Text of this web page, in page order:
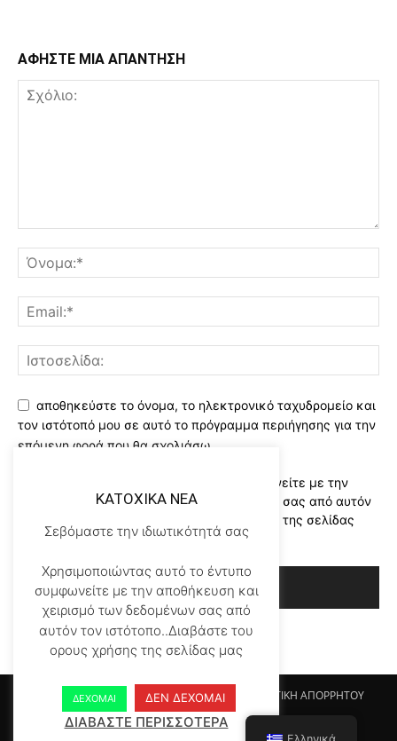
ΑΦΗΣΤΕ ΜΙΑ ΑΠΑΝΤΗΣΗ
αποθηκεύστε το όνομα, το ηλεκτρονικό ταχυδρομείο και
τον ιστότοπό μου σε αυτό το πρόγραμμα περιήγησης για την
επόμενη φορά που θα σχολιάσω.
Χρησιμοποιώντας αυτό το έντυπο συμφωνείτε με την
αποθήκευση και χειρισμό των δεδομένων σας από αυτόν
τον ιστότοπο..Διαβάστε του ορους χρήσης της σελίδας
μας*
Αρχικη KATOHIKA NEA Login Register
ΠΟΛΙΤΙΚΗ ΑΠΟΡΡΗΤΟΥ
ΟΡΟΙ ΧΡΗΣΗΣ
ΕΠΙΚΟΙΝΩΝΙΑ
KATOXIKA NEA
Σεβόμαστε την ιδιωτικότητά σας
Χρησιμοποιώντας αυτό το έντυπο
συμφωνείτε με την αποθήκευση και
χειρισμό των δεδομένων σας από
αυτόν τον ιστότοπο..Διαβάστε του
ορους χρήσης της σελίδας μας
ΔΕΧΟΜΑΙ ΔΕΝ ΔΕΧΟΜΑΙ
ΔΙΑΒΑΣΤΕ ΠΕΡΙΣΣΟΤΕΡΑ